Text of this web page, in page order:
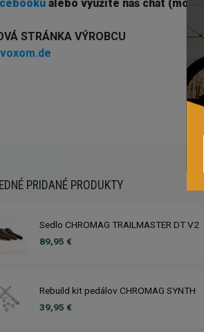
alebo využite náš chat
STRÁNKA VÝROBCU
PRIDANÉ PRODUKTY
Sedlo CHROMAG TRAILMASTER DT V2
89,95 €
Rebuild kit pedálov CHROMAG SYNTH
39,95 €